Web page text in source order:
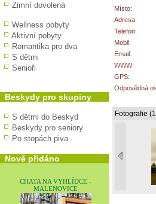
Zimní dovolená
Wellness pobyty
Aktivní pobyty
Romantika pro dva
S dětmi
Senioři
Beskydy pro skupiny
S dětmi do Beskyd
Beskydy pro seniory
Po stopách piva
Nově přidáno
CHATA NA VYHLÍDCE -
MALENOVICE
Místo:
Adresa:
Telefon:
Mobil:
Email:
WWW:
GPS:
Odpovědná
Fotografie